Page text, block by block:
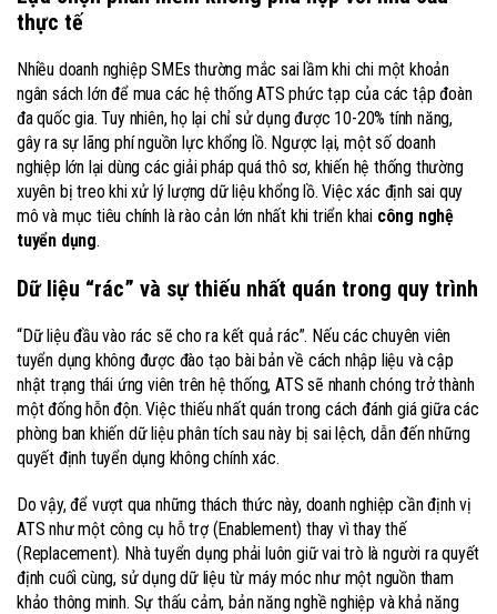
thực tế
Nhiều doanh nghiệp SMEs thường mắc sai lầm khi chi một khoản
ngân sách lớn để mua các hệ thống ATS phức tạp của các tập đoàn
đa quốc gia. Tuy nhiên, họ lại chỉ sử dụng được 10-20% tính năng,
gây ra sự lãng phí nguồn lực khổng lồ. Ngược lại, một số doanh
nghiệp lớn lại dùng các giải pháp quá thô sơ, khiến hệ thống thường
xuyên bị treo khi xử lý lượng dữ liệu khổng lồ. Việc xác định sai quy
mô và mục tiêu chính là rào cản lớn nhất khi triển khai công nghệ
tuyển dụng.
Dữ liệu “rác” và sự thiếu nhất quán trong quy trình
“Dữ liệu đầu vào rác sẽ cho ra kết quả rác”. Nếu các chuyên viên
tuyển dụng không được đào tạo bài bản về cách nhập liệu và cập
nhật trạng thái ứng viên trên hệ thống, ATS sẽ nhanh chóng trở thành
một đống hỗn độn. Việc thiếu nhất quán trong cách đánh giá giữa các
phòng ban khiến dữ liệu phân tích sau này bị sai lệch, dẫn đến những
quyết định tuyển dụng không chính xác.
Do vậy, để vượt qua những thách thức này, doanh nghiệp cần định vị
ATS như một công cụ hỗ trợ (Enablement) thay vì thay thế
(Replacement). Nhà tuyển dụng phải luôn giữ vai trò là người ra quyết
định cuối cùng, sử dụng dữ liệu từ máy móc như một nguồn tham
khảo thông minh. Sự thấu cảm, bản năng nghề nghiệp và khả năng